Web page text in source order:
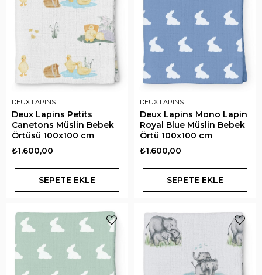
DEUX LAPINS
Deux Lapins Petits
Canetons Müslin Bebek
Örtüsü 100x100 cm
₺1.600,00
SEPETE EKLE
DEUX LAPINS
Deux Lapins Mono Lapin
Royal Blue Müslin Bebek
Örtü 100x100 cm
₺1.600,00
SEPETE EKLE